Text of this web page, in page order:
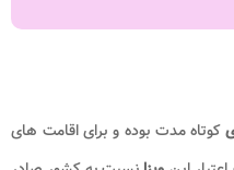
کوتاه مدت بوده و برای اقامت های